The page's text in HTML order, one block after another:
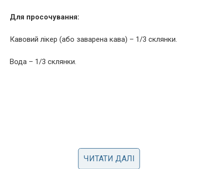
Для просочування:
Кавовий лікер (або заварена кава) – 1/3 склянки.
Вода – 1/3 склянки.
ЧИТАТИ ДАЛІ